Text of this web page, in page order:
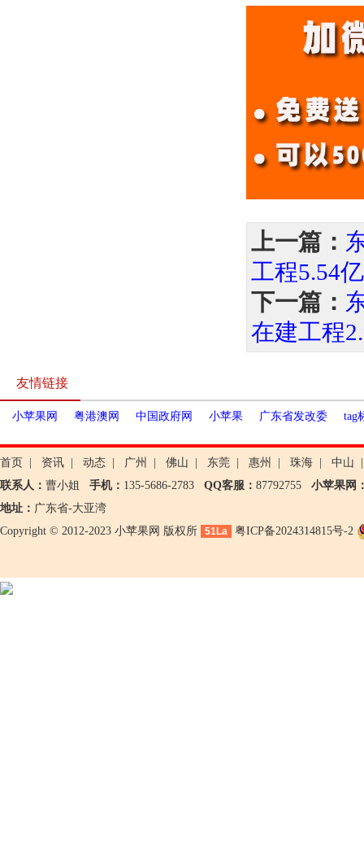
上一篇：
工程5.54亿
下一篇：
在建工程
友情链接
小苹果网 粤港澳网 中国政府网 小苹果 广东省发改委 tag
首页 资讯 动态 广州 佛山 东莞 惠州 珠海 中山
联系人： 曹小姐 手机： 135-5686-2783 QQ客服： 87792755 小苹果网
地址： 广东省-大亚湾
Copyright © 2012-2023 小苹果网 版权所
51La 粤ICP备2024314815号-2